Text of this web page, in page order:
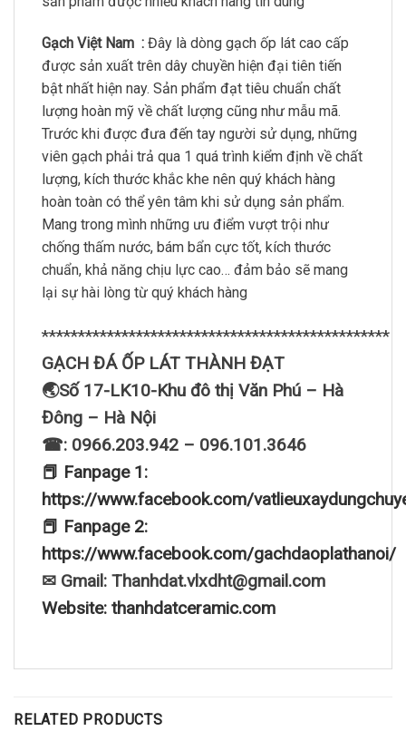
Gạch Việt Nam : Đây là dòng gạch ốp lát cao cấp
được sản xuất trên dây chuyền hiện đại tiên tiến
bật nhất hiện nay. Sản phẩm đạt tiêu chuẩn chất
lượng hoàn mỹ về chất lượng cũng như mẫu mã.
Trước khi được đưa đến tay người sử dụng, những
viên gạch phải trả qua 1 quá trình kiểm định về chất
lượng, kích thước khắc khe nên quý khách hàng
hoàn toàn có thể yên tâm khi sử dụng sản phẩm.
Mang trong mình những ưu điểm vượt trội như
chống thấm nước, bám bẩn cực tốt, kích thước
chuẩn, khả năng chịu lực cao… đảm bảo sẽ mang
lại sự hài lòng từ quý khách hàng
************************************************
GẠCH ĐÁ ỐP LÁT THÀNH ĐẠT
🌏Số 17-LK10-Khu đô thị Văn Phú – Hà
Đông – Hà Nội
☎: 0966.203.942 – 096.101.3646
📕 Fanpage 1:
https://www.facebook.com/
📕 Fanpage 2:
https://www.facebook.com/gachdaoplathanoi/
✉ Gmail: Thanhdat.vlxdht@gmail.com
Website: thanhdatceramic.com
RELATED PRODUCTS